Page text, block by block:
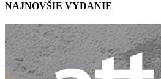
NAJNOVŠIE VYDANIE